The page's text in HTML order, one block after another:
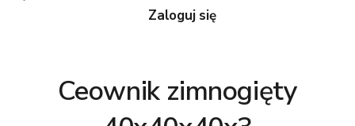
Zaloguj się
Ceownik zimnogięty